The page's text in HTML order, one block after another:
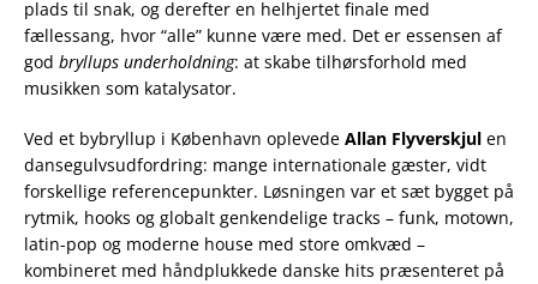
plads til snak, og derefter en helhjertet finale med
fællessang, hvor “alle” kunne være med. Det er essensen af
god bryllups underholdning: at skabe tilhørsforhold med
musikken som katalysator.
Ved et bybryllup i København oplevede Allan Flyverskjul en
dansegulvsudfordring: mange internationale gæster, vidt
forskellige referencepunkter. Løsningen var et sæt bygget på
rytmik, hooks og globalt genkendelige tracks – funk, motown,
latin-pop og moderne house med store omkvæd –
kombineret med håndplukkede danske hits præsenteret på